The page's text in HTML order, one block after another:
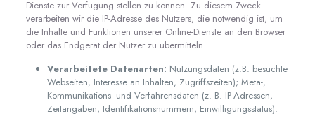
Dienste zur Verfügung stellen zu können. Zu diesem Zweck
verarbeiten wir die IP-Adresse des Nutzers, die notwendig ist, um
die Inhalte und Funktionen unserer Online-Dienste an den Browser
oder das Endgerät der Nutzer zu übermitteln.
Verarbeitete Datenarten: Nutzungsdaten (z.B. besuchte
Webseiten, Interesse an Inhalten, Zugriffszeiten); Meta-,
Kommunikations- und Verfahrensdaten (z. B. IP-Adressen,
Zeitangaben, Identifikationsnummern, Einwilligungsstatus).